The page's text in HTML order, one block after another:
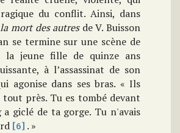
du conflit. Ainsi, dans
mort des autres de V. Buisson
se termine sur une scène de
la jeune fille de quinze ans
à l’assassinat de son
agonise dans ses bras. « Ils
près. Tu es tombé devant
a giclé de ta gorge. Tu n'avais
[6] . »